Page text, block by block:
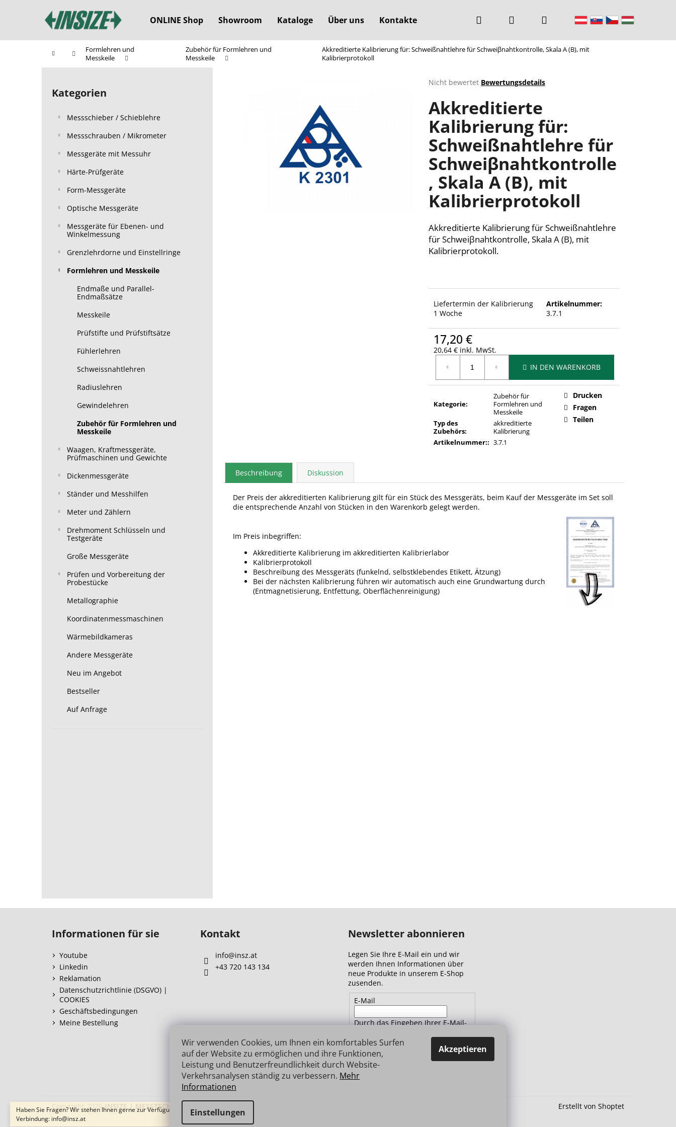
Wir verwenden Cookies, um Ihnen ein komfortables Surfen
auf der Website zu ermöglichen und ihre Funktionen,
Leistung und Benutzerfreundlichkeit durch Website-
Verkehrsanalysen ständig zu verbessern. Mehr
Informationen
Einstellungen
Akzeptieren
Haben Sie Fragen? Wir stehen Ihnen gerne zur Verfügung → schnelle
Verbindung: info@insz.at
ONLINE Shop Showroom Kataloge Über uns Kontakte Suchen Warenkorb
StartseiteFormlehren und
Messkeile
Zubehör für Formlehren und
Messkeile
Akkreditierte Kalibrierung für: Schweißnahtlehre für Schweiβnahtkontrolle, Skala A (B), mit
Kalibrierprotokoll
S
Kategorien
überspringen
Kategorien
Messschieber / Schieblehre
Messschrauben / Mikrometer
Messgeräte mit Messuhr
Härte-Prüfgeräte
Form-Messgeräte
Optische Messgeräte
Messgeräte für Ebenen- und
Winkelmessung
Grenzlehrdorne und Einstellringe
Formlehren und Messkeile
Endmaße und Parallel-
Endmaßsätze
Messkeile
Prüfstifte und Prüfstiftsätze
Fühlerlehren
Schweissnahtlehren
Radiuslehren
Gewindelehren
Zubehör für Formlehren und
Messkeile
Waagen, Kraftmessgeräte,
Prüfmaschinen und Gewichte
Dickenmessgeräte
Ständer und Messhilfen
Meter und Zählern
Drehmoment Schlüsseln und
Testgeräte
Große Messgeräte
Prüfen und Vorbereitung der
Probestücke
Metallographie
Koordinatenmessmaschinen
Wärmebildkameras
Andere Messgeräte
Neu im Angebot
Bestseller
Auf Anfrage
Die
Produktbewertung
ist
0,0
von
5
Sternen.
Nicht bewertet Bewertungsdetails
Akkreditierte
Kalibrierung für:
Schweißnahtlehre für
Schweiβnahtkontrolle
, Skala A (B), mit
Kalibrierprotokoll
Akkreditierte Kalibrierung für Schweißnahtlehre
für Schweiβnahtkontrolle, Skala A (B), mit
Kalibrierprotokoll.
Liefertermin der Kalibrierung
1 Woche
Artikelnummer:
3.7.1
17,20 €
20,64 € inkl. MwSt.
IN DEN WARENKORB
Kategorie:
Zubehör für
Formlehren und
Messkeile
Typ des
Zubehörs:
akkreditierte
Kalibrierung
Artikelnummer:: 3.7.1
Drucken
Fragen
Teilen
Beschreibung Diskussion
Der Preis der akkreditierten Kalibrierung gilt für ein Stück des Messgeräts, beim Kauf der Messgeräte im Set soll
die entsprechende Anzahl von Stücken in den Warenkorb gelegt werden.
Im Preis inbegriffen:
Akkreditierte Kalibrierung im akkreditierten Kalibrierlabor
Kalibrierprotokoll
Beschreibung des Messgeräts (funkelnd, selbstklebendes Etikett, Ätzung)
Bei der nächsten Kalibrierung führen wir automatisch auch eine Grundwartung durch
(Entmagnetisierung, Entfettung, Oberflächenreinigung)
e
Zurück
zum
Einkaufen
Zurück
zum
Einkaufen
Was suchen Sie?
Wir empfehlen
Informationen für sie
Youtube
Linkedin
Reklamation
Datenschutzrichtlinie (DSGVO) |
COOKIES
Geschäftsbedingungen
Meine Bestellung
Kontakt
info@insz.at
+43 720 143 134
Newsletter abonnieren
Legen Sie Ihre E-Mail ein und wir
werden Ihnen Informationen über
neue Produkte in unserem E-Shop
zusenden.
E-Mail
Durch das Eingeben Ihrer E-Mail-
Datenschutzbestimmungen zu.
ANMELDEN
Erstellt von Shoptet
Copyright 2026 INSIZE | MESSTECHNIK